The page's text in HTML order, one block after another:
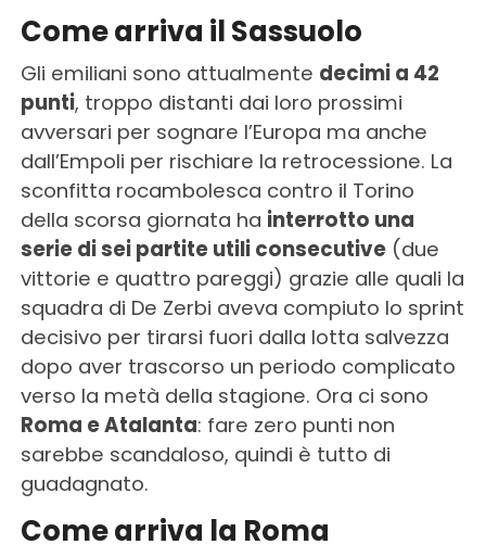
Come arriva il Sassuolo
Gli emiliani sono attualmente decimi a 42
punti, troppo distanti dai loro prossimi
avversari per sognare l’Europa ma anche
dall’Empoli per rischiare la retrocessione. La
sconfitta rocambolesca contro il Torino
della scorsa giornata ha interrotto una
serie di sei partite utili consecutive(due
vittorie e quattro pareggi) grazie alle quali la
squadra di De Zerbi aveva compiuto lo sprint
decisivo per tirarsi fuori dalla lotta salvezza
dopo aver trascorso un periodo complicato
verso la metà della stagione. Ora ci sono
Roma e Atalanta: fare zero punti non
sarebbe scandaloso, quindi è tutto di
guadagnato.
Come arriva la Roma